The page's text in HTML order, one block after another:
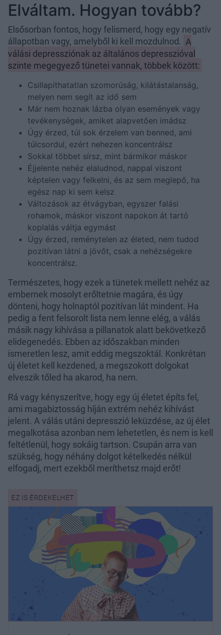
Elváltam. Hogyan tovább?
Elsősorban fontos, hogy felismerd, hogy egy negatív
állapotban vagy, amelyből ki kell mozdulnod. A
válási depressziónak az általános depresszióval
szinte megegyező tünetei vannak, többek között:
Csillapíthatatlan szomorúság, kilátástalanság,
melyen nem segít az idő sem
Már nem hoznak lázba olyan események vagy
tevékenységek, amiket alapvetően imádsz
Úgy érzed, túl sok érzelem van benned, ami
túlcsordul, ezért nehezen koncentrálsz
Sokkal többet sírsz, mint bármikor máskor
Éjjelente nehéz elaludnod, nappal viszont
képtelen vagy felkelni, és az sem meglepő, ha
egész nap ki sem kelsz
Változások az étvágyban, egyszer falási
rohamok, máskor viszont napokon át tartó
koplalás váltja egymást
Úgy érzed, reménytelen az életed, nem tudod
pozitívan látni a jövőt, csak a nehézségekre
koncentrálsz.
Természetes, hogy ezek a tünetek mellett nehéz az
embernek mosolyt erőltetnie magára, és úgy
dönteni, hogy holnaptól pozitívan lát mindent. Ha
pedig a fent felsorolt lista nem lenne elég, a válás
másik nagy kihívása a pillanatok alatt bekövetkező
elidegenedés. Ebben az időszakban minden
ismeretlen lesz, amit eddig megszoktál. Konkrétan
új életet kell kezdened, a megszokott dolgokat
elveszik tőled ha akarod, ha nem.
Rá vagy kényszerítve, hogy egy új életet építs fel,
ami magabiztosság híján extrém nehéz kihívást
jelent. A válás utáni depresszió leküzdése, az új élet
megalkotása azonban nem lehetetlen, és nem is kell
feltétlenül, hogy sokáig tartson. Csupán arra van
szükség, hogy néhány dolgot kételkedés nélkül
elfogadj, mert ezekből meríthetsz majd erőt!